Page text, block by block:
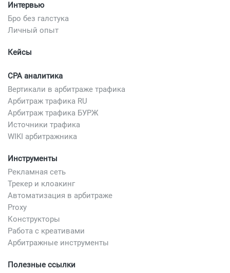
Интервью
Бро без галстука
Личный опыт
Кейсы
CPA аналитика
Вертикали в арбитраже трафика
Арбитраж трафика RU
Арбитраж трафика БУРЖ
Источники трафика
WIKI арбитражника
Инструменты
Рекламная сеть
Трекер и клоакинг
Автоматизация в арбитраже
Proxy
Конструкторы
Работа с креативами
Арбитражные инструменты
Полезные ссылки